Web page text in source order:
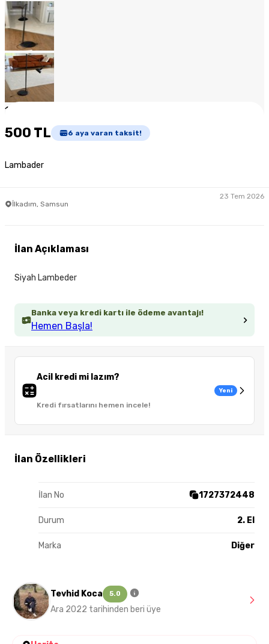
1
500 TL 6 aya varan taksit!
Lambader
İlkadım, Samsun
23 Tem 2026
Banka veya kredi kartı ile ödeme avantajı!
Hemen Başla!
Acil kredi mi lazım?
Kredi fırsatlarını hemen incele!
Yeni
İlan Özellikleri
İlan No 1727372448
Durum 2. El
Marka Diğer
İlan Açıklaması
Siyah Lambeder
Tevhid Koca 5.0
Ara 2022 tarihinden beri üye